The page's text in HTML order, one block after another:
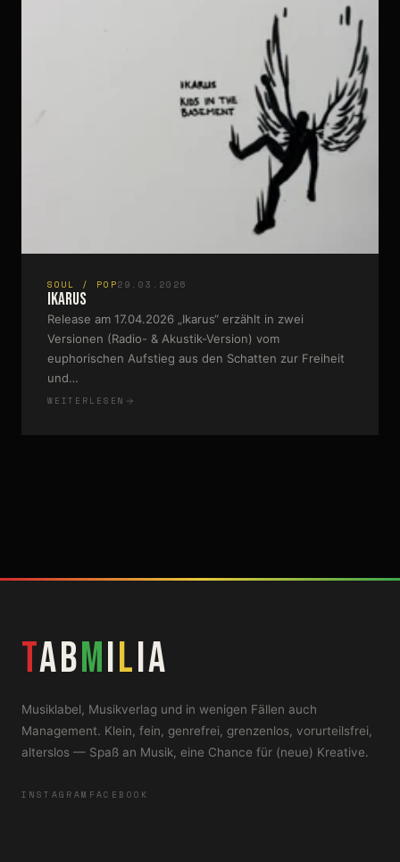
SOUL / POP29.03.2026
Ikarus
Release am 17.04.2026 „Ikarus“ erzählt in zwei
Versionen (Radio- & Akustik-Version) vom
euphorischen Aufstieg aus den Schatten zur Freiheit
und…
WEITERLESEN
TABMiLiA
Musiklabel, Musikverlag und in wenigen Fällen auch
Management. Klein, fein, genrefrei, grenzenlos, vorurteilsfrei,
alterslos — Spaß an Musik, eine Chance für (neue) Kreative.
INSTAGRAM FACEBOOK